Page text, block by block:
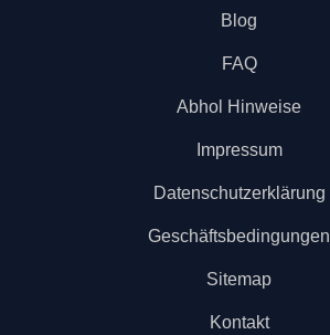
Blog
FAQ
Abhol Hinweise
Impressum
Datenschutzerklärung
Geschäftsbedingungen
Sitemap
Kontakt